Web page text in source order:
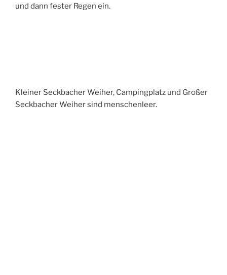
und dann fester Regen ein.
Kleiner Seckbacher Weiher, Campingplatz und Großer
Seckbacher Weiher sind menschenleer.